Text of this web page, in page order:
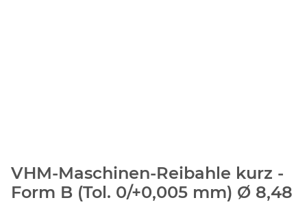
VHM-Maschinen-Reibahle kurz -
Form B (Tol. 0/+0,005 mm) Ø 8,48